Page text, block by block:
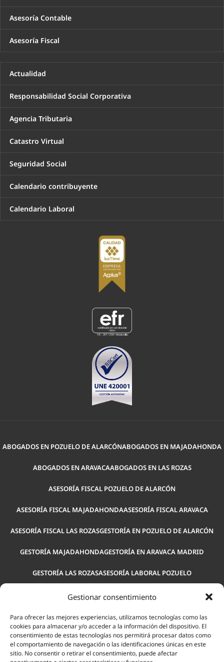
Gestionar consentimiento
Para ofrecer las mejores experiencias, utilizamos tecnologías como las
cookies para almacenar y/o acceder a la información del dispositivo. El
consentimiento de estas tecnologías nos permitirá procesar datos como
el comportamiento de navegación o las identificaciones únicas en este
sitio. No consentir o retirar el consentimiento, puede afectar
Asesoría Contable
Asesoría Fiscal
Actualidad
Responsabilidad Social Corporativa
Agencia Tributaria
Catastro Virtual
Seguridad Social
Calendario contribuyente
Calendario Laboral
ABOGADOS EN POZUELO DE ALARCÓNABOGADOS EN MAJADAHONDA
ABOGADOS EN ARAVACAABOGADOS EN LAS ROZAS
ASESORÍA FISCAL POZUELO DE ALARCÓN
ASESORÍA FISCAL MAJADAHONDAASESORÍA FISCAL ARAVACA
ASESORÍA FISCAL LAS ROZASGESTORÍA EN POZUELO DE ALARCÓN
GESTORÍA MAJADAHONDAGESTORÍA EN ARAVACA MADRID
GESTORÍA LAS ROZASASESORÍA LABORAL POZUELO
ASESORÍA LABORAL MAJADAHONDAASESORÍA LABORAL ARAVACA
ASESORÍA PARA EMPRESAS POZUELOASESORÍA LEGAL POZUELO
ASESORÍA LABORAL LAS ROZAS